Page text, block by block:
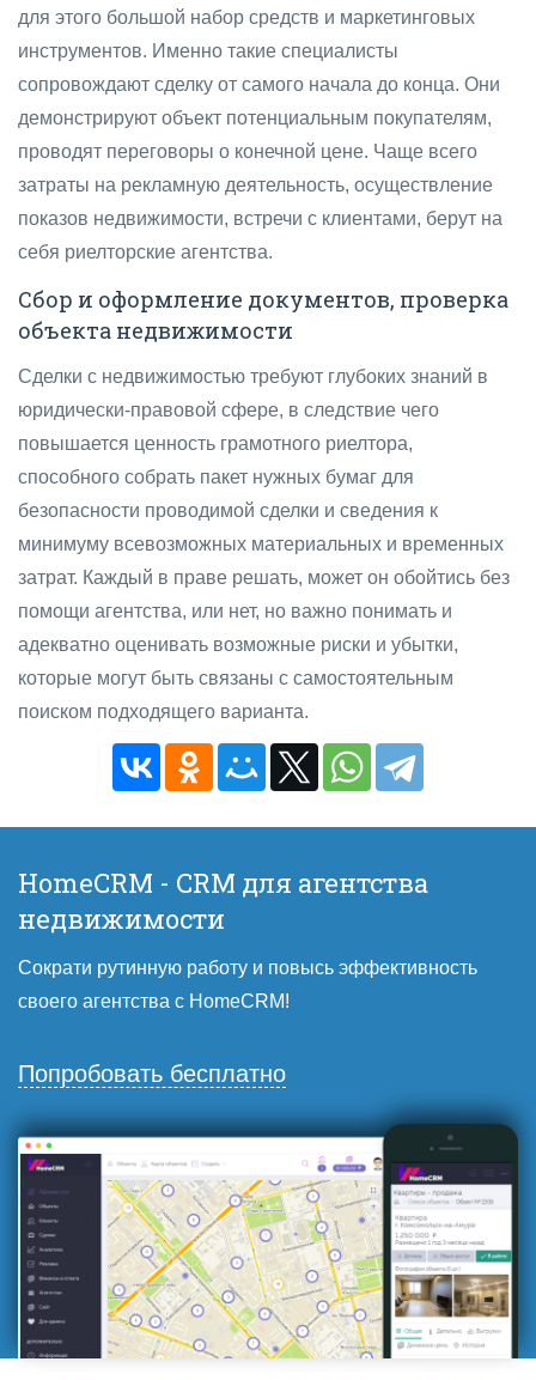
для этого большой набор средств и маркетинговых
инструментов. Именно такие специалисты
сопровождают сделку от самого начала до конца. Они
демонстрируют объект потенциальным покупателям,
проводят переговоры о конечной цене. Чаще всего
затраты на рекламную деятельность, осуществление
показов недвижимости, встречи с клиентами, берут на
себя риелторские агентства.
Сбор и оформление документов, проверка
объекта недвижимости
Сделки с недвижимостью требуют глубоких знаний в
юридически-правовой сфере, в следствие чего
повышается ценность грамотного риелтора,
способного собрать пакет нужных бумаг для
безопасности проводимой сделки и сведения к
минимуму всевозможных материальных и временных
затрат. Каждый в праве решать, может он обойтись без
помощи агентства, или нет, но важно понимать и
адекватно оценивать возможные риски и убытки,
которые могут быть связаны с самостоятельным
поиском подходящего варианта.
HomeCRM - CRM для агентства
недвижимости
Сократи рутинную работу и повысь эффективность
своего агентства с HomeCRM!
Попробовать бесплатно